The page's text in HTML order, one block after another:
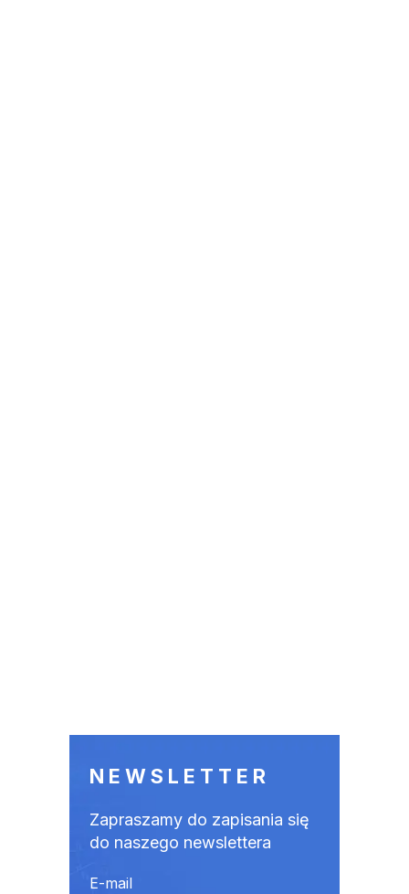
NEWSLETTER
Zapraszamy do zapisania się
do naszego newslettera
E-mail